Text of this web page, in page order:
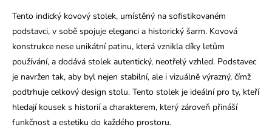
Tento indický kovový stolek, umístěný na sofistikovaném
podstavci, v sobě spojuje eleganci a historický šarm. Kovová
konstrukce nese unikátní patinu, která vznikla díky letům
používání, a dodává stolek autentický, neotřelý vzhled. Podstavec
je navržen tak, aby byl nejen stabilní, ale i vizuálně výrazný, čímž
podtrhuje celkový design stolu. Tento stolek je ideální pro ty, kteří
hledají kousek s historií a charakterem, který zároveň přináší
funkčnost a estetiku do každého prostoru.